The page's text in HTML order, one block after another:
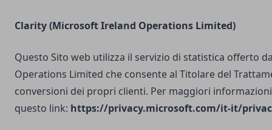
Clarity (Microsoft Ireland Operations Limited)
Questo Sito web utilizza il servizio di statistica offerto
Operations Limited che consente al Titolare del
conversioni dei propri clienti. Per maggiori
questo link: https://privacy.microsoft.com/it-it/